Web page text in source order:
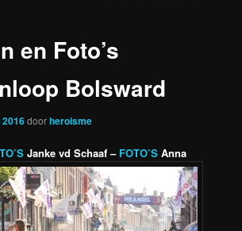
en Foto’s
Bolsward
doorheroisme
Janke vd Schaaf – FOTO’S Anna